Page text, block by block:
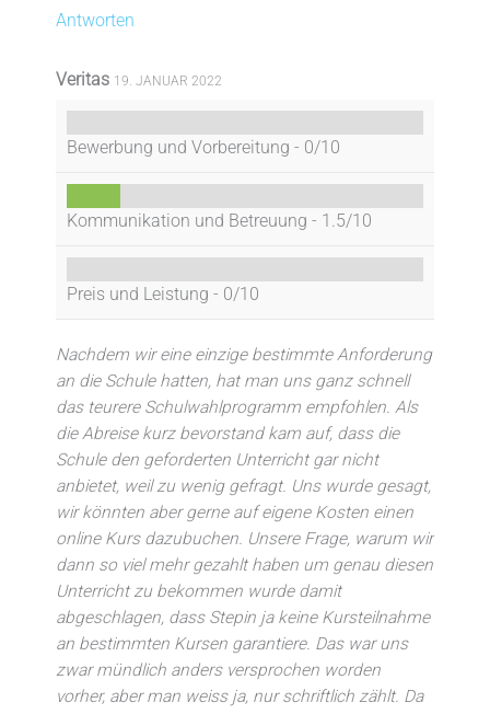
Antworten
Veritas 19. JANUAR 2022
Bewerbung und Vorbereitung - 0/10
Kommunikation und Betreuung - 1.5/10
Preis und Leistung - 0/10
Nachdem wir eine einzige bestimmte Anforderung
an die Schule hatten, hat man uns ganz schnell
das teurere Schulwahlprogramm empfohlen. Als
die Abreise kurz bevorstand kam auf, dass die
Schule den geforderten Unterricht gar nicht
anbietet, weil zu wenig gefragt. Uns wurde gesagt,
wir könnten aber gerne auf eigene Kosten einen
online Kurs dazubuchen. Unsere Frage, warum wir
dann so viel mehr gezahlt haben um genau diesen
Unterricht zu bekommen wurde damit
abgeschlagen, dass Stepin ja keine Kursteilnahme
an bestimmten Kursen garantiere. Das war uns
zwar mündlich anders versprochen worden
vorher, aber man weiss ja, nur schriftlich zählt. Da